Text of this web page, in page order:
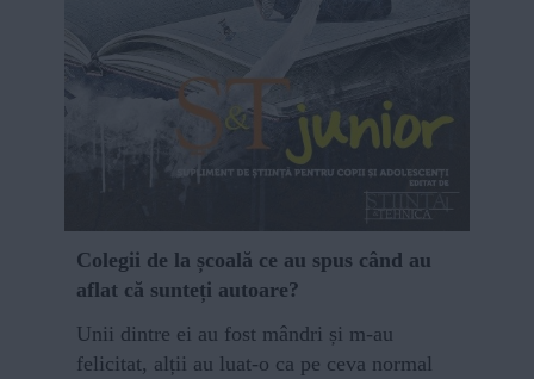
Colegii de la școală ce au spus când au
aflat că sunteți autoare?
Unii dintre ei au fost mândri și m-au
felicitat, alții au luat-o ca pe ceva normal